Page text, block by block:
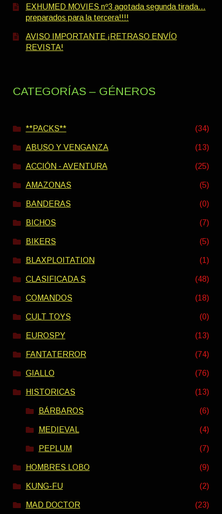
EXHUMED MOVIES nº3 agotada segunda tirada…
preparados para la tercera!!!!
AVISO IMPORTANTE ¡RETRASO ENVÍO
REVISTA!
CATEGORÍAS – GÉNEROS
**PACKS** (34)
ABUSO Y VENGANZA (13)
ACCIÓN - AVENTURA (25)
AMAZONAS (5)
BANDERAS (0)
BICHOS (7)
BIKERS (5)
BLAXPLOITATION (1)
CLASIFICADA S (48)
COMANDOS (18)
CULT TOYS (0)
EUROSPY (13)
FANTATERROR (74)
GIALLO (76)
HISTORICAS (13)
BÁRBAROS (6)
MEDIEVAL (4)
PEPLUM (7)
HOMBRES LOBO (9)
KUNG-FU (2)
MAD DOCTOR (23)